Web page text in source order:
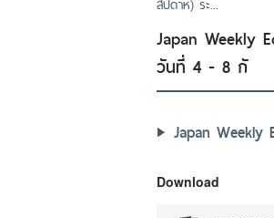
สัปดาห์) ระ...
Japan Weekly
วันที่ 4 - 8 กั
Japan Weekly
Download